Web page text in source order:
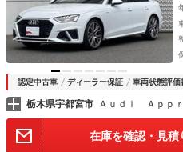
認定中古車 ディーラー保証 車両状態評価
栃木県宇都宮市
在庫を確認・見積